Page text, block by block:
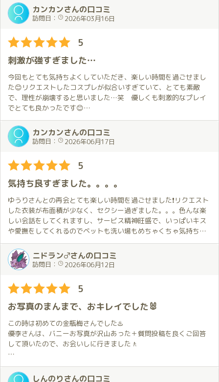
の対応も丁寧でした！
カンカンさんの口コミ
訪問日： 2026年03月16日
5
刺激が強すぎました…
今回もとても気持ちよくしていただき、楽しい時間を過ごせまし
た😊リクエストしたコスプレが似合いすぎていて、とても素敵
で、理性が崩壊すると思いました…笑 優しくも刺激的なプレイ
でとても良かったです😊
会話も色々お話できて楽しかったです☺️
また伺いたいです‼️
カンカンさんの口コミ
訪問日： 2026年06月17日
5
気持ち良すぎました。。。。
ゆうりさんとの再会とても楽しい時間を過ごせました❗️リクエスト
した衣装が布面積が少なく、セクシー過ぎました。。。色んな楽
しい会話をしてくれますし、サービス精神旺盛で、いっぱいキス
や愛撫をしてくれるのでベットも洗い場もめちゃくちゃ気持ちい
いです🥴また私にも愛撫する機会を与えてくださるので、攻めも
受けも出来て大満足です💕またお会いに伺いたいです💕
ニドラン♂さんの口コミ
訪問日： 2026年06月12日
5
お写真のまんまで、おキレイでした🐰
この時は初めての金瓶梅さんでした♨️
優李さんは、バニーお写真が沢山あった＋質問投稿を良くご回答
して頂いたので、お会いしに行きました🚶
お会いした時は、写真からそのまま具現化してきた？という美人
さんの印象です✨
しんのりさんの口コミ